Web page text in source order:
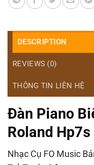
DESCRIPTION
REVIEWS (0)
THÔNG TIN LIÊN HỆ
Đàn Piano
Roland Hp7s
Nhạc Cụ FO Music